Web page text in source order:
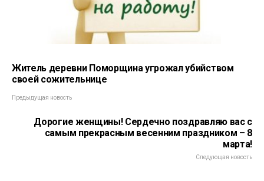
Житель деревни Поморщина угрожал убийством
своей сожительнице
Предыдущая новость
Дорогие женщины! Сердечно поздравляю вас с
самым прекрасным весенним праздником – 8
марта!
Следующая новость